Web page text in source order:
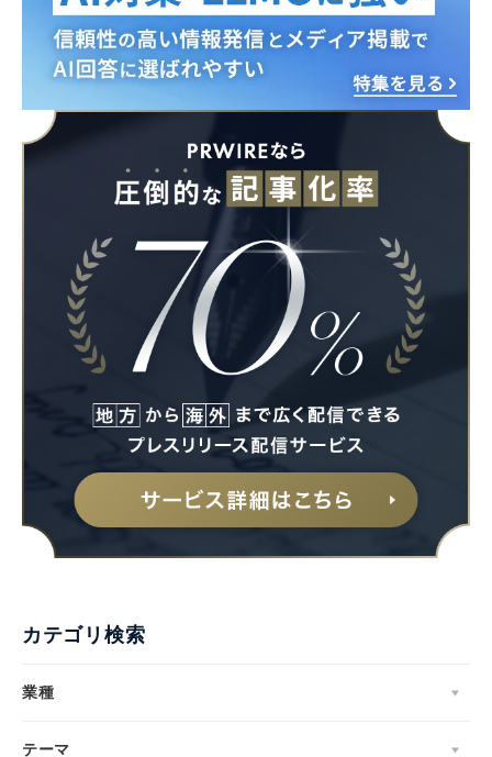
カテゴリ検索
業種
テーマ